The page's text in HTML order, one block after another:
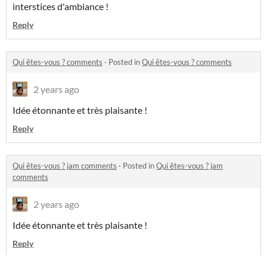
interstices d'ambiance !
Reply
Qui êtes-vous ? comments · Posted inQui êtes-vous ? comments
2 years ago
Idée étonnante et très plaisante !
Reply
Qui êtes-vous ? jam comments · Posted inQui êtes-vous ? jam
comments
2 years ago
Idée étonnante et très plaisante !
Reply